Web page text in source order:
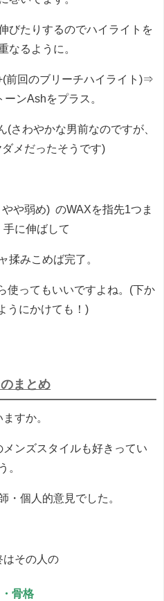
びたりするのでハイライトを
なるように。
前回のブリーチハイライト)⇒
ンAshをプラス。
さわやかな男前なのですが、
メだったそうです)
や弱め) のWAXを指先1つま
に伸ばして
揉みこめば完了。
使ってもいいですよね。(下か
うにかけても！)
まとめ
ますか。
ンズスタイルも好きってい
う。
・個人的意見でした。
はその人の
・骨格